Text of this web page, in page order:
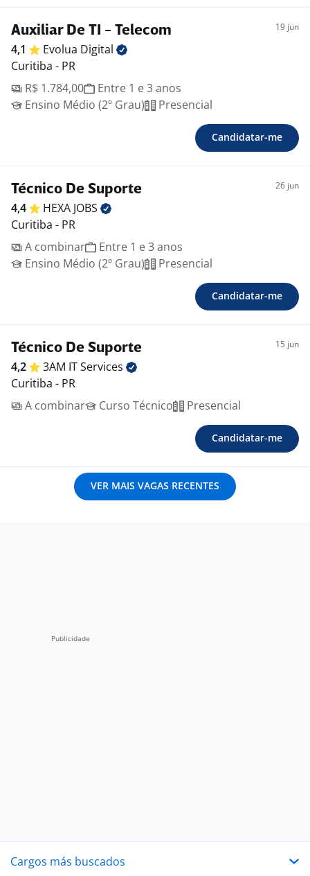
Auxiliar De TI - Telecom 19 jun
4,1 Evolua Digital
Curitiba - PR
R$ 1.784,00
Entre 1 e 3 anos
Ensino Médio (2º Grau)
Presencial
Candidatar-me
Técnico De Suporte 26 jun
4,4 HEXA JOBS
Curitiba - PR
A combinar
Entre 1 e 3 anos
Ensino Médio (2º Grau)
Presencial
Candidatar-me
Técnico De Suporte 15 jun
4,2 3AM ITServices
Curitiba - PR
A combinar
Curso Técnico Presencial
Candidatar-me
VER MAIS VAGAS RECENTES
Cargos más buscados